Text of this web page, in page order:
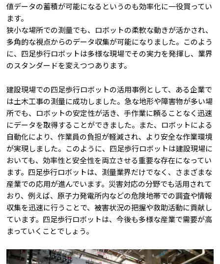
値データの蓄積が可能になるというのも効率化に一役買ってい
ます。
狭小な場所での測量でも、ロボットの柔軟な動きが活かされ、
多角的な視点からのデータ収集が可能になりました。このよう
に、四足歩行ロボットは多様な現場でその実力を発揮し、業界
のスタンダードを変えつつあります。
建設現場での四足歩行ロボットの活用事例として、ある企業で
は土木工事の測量に成功しました。急な地形や障害物が多い場
所でも、ロボットの安定性が活き、手作業に頼ることなく迅速
にデータを取得することができました。 また、ロボットによる
自動化により、作業員の負担が軽減され、より安全な作業環境
が実現しました。このように、四足歩行ロボットは建設現場に
おいても、効率性と安全性を両立させる重要な存在になってい
ます。四足歩行ロボットは、測量業界だけでなく、さまざまな
産業での応用が進んでいます。災害対応の分野でも活用されて
おり、例えば、原子力発電所内などの危険地帯での調査や情報
収集を迅速に行うことで、被害状況の把握や救助活動に貢献し
ています。四足歩行ロボットは、今後も多様な産業で需要が高
まっていくことでしょう。